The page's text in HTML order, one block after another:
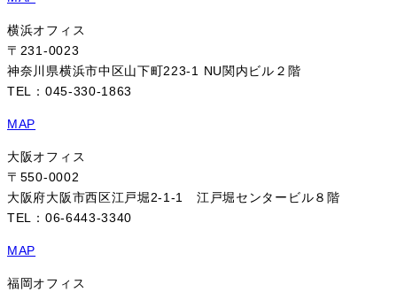
横浜オフィス
〒231-0023
神奈川県横浜市中区山下町223-1 NU関内ビル２階
TEL：045-330-1863
MAP
大阪オフィス
〒550-0002
大阪府大阪市西区江戸堀2-1-1 江戸堀センタービル８階
TEL：06-6443-3340
MAP
福岡オフィス